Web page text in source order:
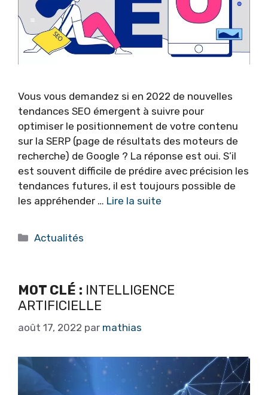
Vous vous demandez si en 2022 de nouvelles
tendances SEO émergent à suivre pour
optimiser le positionnement de votre contenu
sur la SERP (page de résultats des moteurs de
recherche) de Google ? La réponse est oui. S’il
est souvent difficile de prédire avec précision les
tendances futures, il est toujours possible de
les appréhender … Lire la suite
Catégories
Actualités
MOT CLÉ : INTELLIGENCE
ARTIFICIELLE
août 17, 2022 par mathias